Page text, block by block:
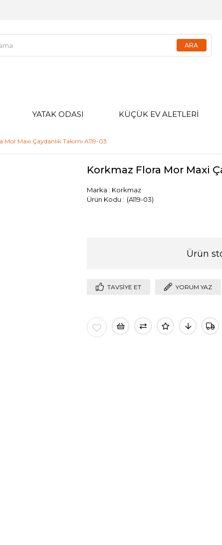
YATAK ODASI KÜÇÜK EV ALETLERİ
Maxi Çaydanlık Takımı A119-03
Korkmaz Flora Mor Maxi
Marka : Korkmaz
(A119-03)
Ürün
TAVSIYE ET YORUM YAZ